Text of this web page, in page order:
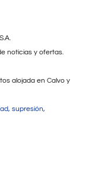
noticias y ofertas.
alojada en Calvo y
supresión,